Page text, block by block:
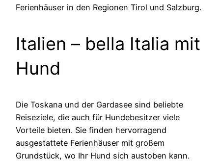
Ferienhäuser in den Regionen Tirol und Salzburg.
Italien – bella Italia mit
Hund
Die Toskana und der Gardasee sind beliebte
Reiseziele, die auch für Hundebesitzer viele
Vorteile bieten. Sie finden hervorragend
ausgestattete Ferienhäuser mit großem
Grundstück, wo Ihr Hund sich austoben kann.